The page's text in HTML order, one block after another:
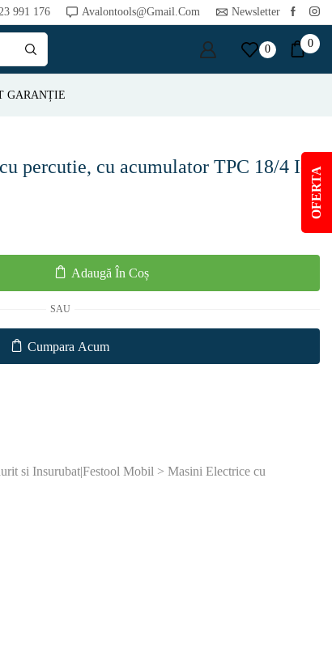
991 176 Avalontools@gmail.com Newsletter
0 0
GARANȚIE
percutie, cu acumulator TPC 18/4 I-
Adaugă În Coș
SAU
Cumpara Acum
si Insurubat|Festool Mobil > Masini Electrice cu
OFERTA